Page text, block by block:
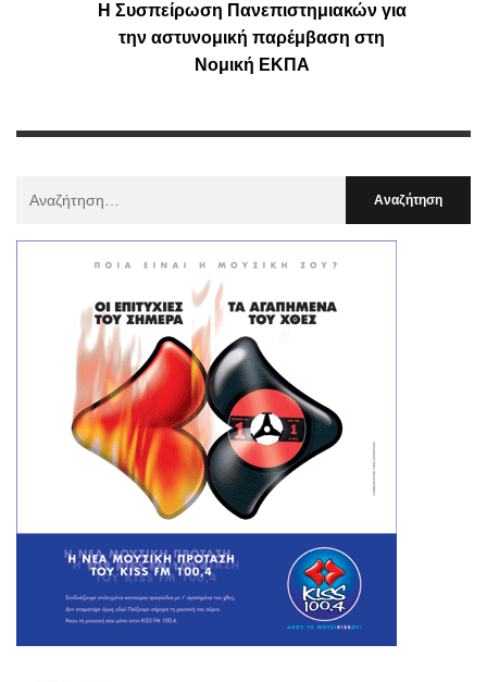
Η Συσπείρωση Πανεπιστημιακών για
την αστυνομική παρέμβαση στη
Νομική ΕΚΠΑ
: